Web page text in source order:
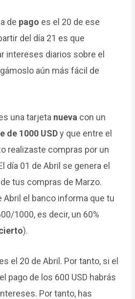
de pago es el 20 de ese
del día 21 es que
intereses diarios sobre el
aún más fácil de
una tarjeta nueva con un
de 1000 USDy que entre el
realizaste compras por un
día 01 de Abril se genera el
tus compras de Marzo.
Abril el banco informa que tu
1000, es decir, un 60%
).
el 20 de Abril. Por tanto, si el
pago de los 600 USD habrás
Por tanto, has